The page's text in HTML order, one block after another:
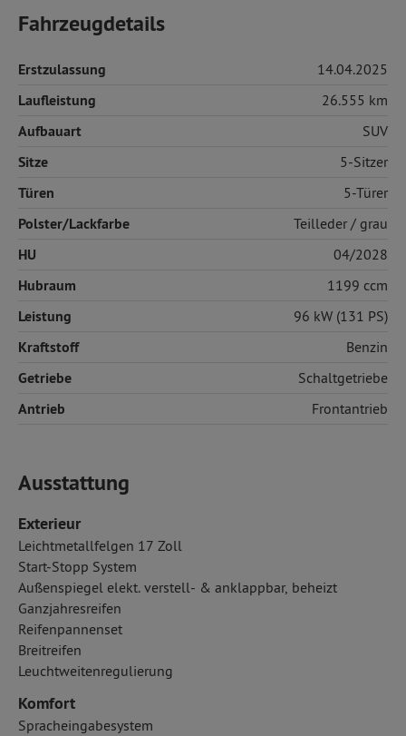
Fahrzeugdetails
Erstzulassung 14.04.2025
Laufleistung 26.555 km
Aufbauart SUV
Sitze 5-Sitzer
Türen 5-Türer
Polster/Lackfarbe Teilleder / grau
HU 04/2028
Hubraum 1199 ccm
Leistung 96 kW (131 PS)
Kraftstoff Benzin
Getriebe Schaltgetriebe
Antrieb Frontantrieb
Ausstattung
Exterieur
Leichtmetallfelgen 17 Zoll
Start-Stopp System
Außenspiegel elekt. verstell- & anklappbar, beheizt
Ganzjahresreifen
Reifenpannenset
Breitreifen
Leuchtweitenregulierung
Komfort
Spracheingabesystem